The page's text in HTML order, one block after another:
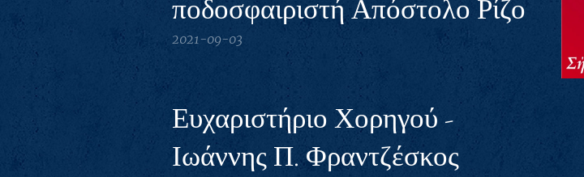
ποδοσφαιριστή Απόστολο Ρίζο
2021-09-03
Ευχαριστήριο Χορηγού -
Ιωάννης Π. Φραντζέσκος